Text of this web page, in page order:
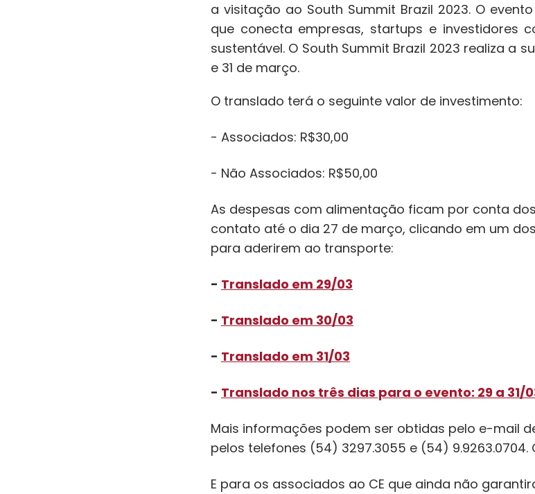
a visitação ao South Summit Brazil 2023. O
que conecta empresas, startups e
sustentável. O South Summit Brazil 2023 realiza a
e 31 de março.
O translado terá o seguinte valor de investimento:
- Associados: R$30,00
- Não Associados: R$50,00
As despesas com alimentação ficam por conta
contato até o dia 27 de março, clicando em um
para aderirem ao transporte:
- Translado em 29/03
- Translado em 30/03
- Translado em 31/03
- Translado nos três dias para o evento: 29 a 31/
Mais informações podem ser obtidas pelo e-mail
pelos telefones (54) 3297.3055 e (54)
E para os associados ao CE que ainda não